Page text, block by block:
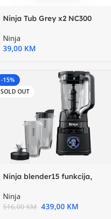
Ninja Tub Grey x2 NC300
Ninja
39,00 KM
-15%
SOLD OUT
Ninja blender15 funkcija,
Ninja
516,00KM 439,00 KM